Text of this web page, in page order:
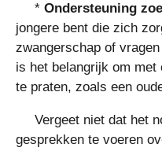
* Ondersteuning
jongere bent die zich
zwangerschap of
is het belangrijk om met
te praten, zoals een
Vergeet niet dat het
gesprekken te voeren